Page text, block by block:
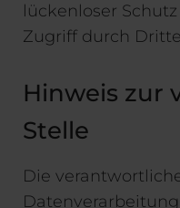
lückenloser
Zugriff durch
Hinweis zur
Stelle
Die